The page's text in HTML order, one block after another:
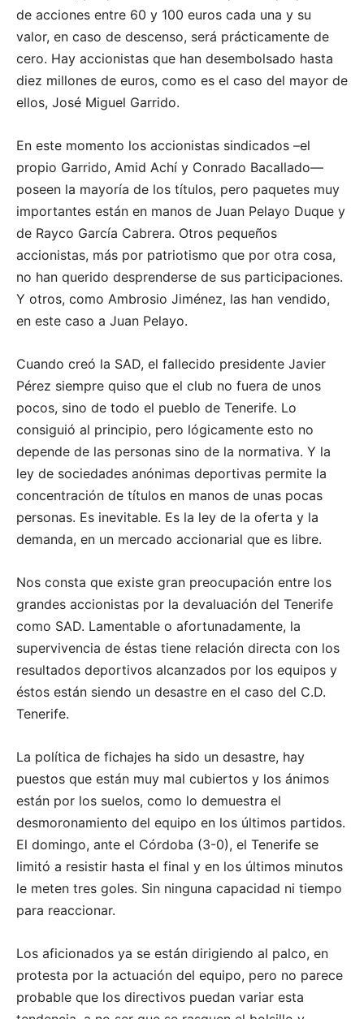
de acciones entre 60 y 100 euros cada una y su
valor, en caso de descenso, será prácticamente de
cero. Hay accionistas que han desembolsado hasta
diez millones de euros, como es el caso del mayor de
ellos, José Miguel Garrido.
En este momento los accionistas sindicados –el
propio Garrido, Amid Achí y Conrado Bacallado—
poseen la mayoría de los títulos, pero paquetes muy
importantes están en manos de Juan Pelayo Duque y
de Rayco García Cabrera. Otros pequeños
accionistas, más por patriotismo que por otra cosa,
no han querido desprenderse de sus participaciones.
Y otros, como Ambrosio Jiménez, las han vendido,
en este caso a Juan Pelayo.
Cuando creó la SAD, el fallecido presidente Javier
Pérez siempre quiso que el club no fuera de unos
pocos, sino de todo el pueblo de Tenerife. Lo
consiguió al principio, pero lógicamente esto no
depende de las personas sino de la normativa. Y la
ley de sociedades anónimas deportivas permite la
concentración de títulos en manos de unas pocas
personas. Es inevitable. Es la ley de la oferta y la
demanda, en un mercado accionarial que es libre.
Nos consta que existe gran preocupación entre los
grandes accionistas por la devaluación del Tenerife
como SAD. Lamentable o afortunadamente, la
supervivencia de éstas tiene relación directa con los
resultados deportivos alcanzados por los equipos y
éstos están siendo un desastre en el caso del C.D.
Tenerife.
La política de fichajes ha sido un desastre, hay
puestos que están muy mal cubiertos y los ánimos
están por los suelos, como lo demuestra el
desmoronamiento del equipo en los últimos partidos.
El domingo, ante el Córdoba (3-0), el Tenerife se
limitó a resistir hasta el final y en los últimos minutos
le meten tres goles. Sin ninguna capacidad ni tiempo
para reaccionar.
Los aficionados ya se están dirigiendo al palco, en
protesta por la actuación del equipo, pero no parece
probable que los directivos puedan variar esta